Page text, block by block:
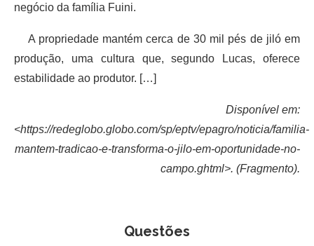
negócio da família Fuini.
A propriedade mantém cerca de 30 mil pés de jiló em
produção, uma cultura que, segundo Lucas, oferece
estabilidade ao produtor. […]
Disponível em:
<https://redeglobo.globo.com/sp/eptv/epagro/noticia/familia-
mantem-tradicao-e-transforma-o-jilo-em-oportunidade-no-
campo.ghtml>. (Fragmento).
Questões